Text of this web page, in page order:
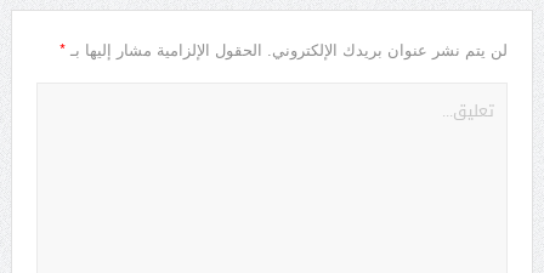
لن يتم نشر عنوان بريدك الإلكتروني. الحقول الإلزامية مشار إليها بـ *